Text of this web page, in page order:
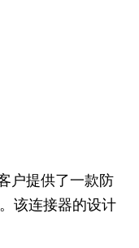
户提供了一款防
该连接器的设计